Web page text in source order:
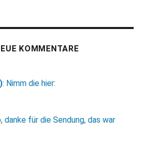
KOMMENTARE
: Nimm die hier:
danke für die Sendung, das war